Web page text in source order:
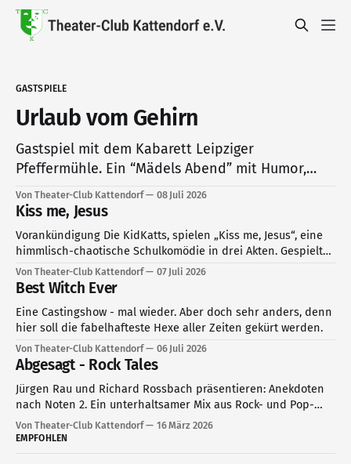
GASTSPIELE
Urlaub vom Gehirn
Gastspiel mit dem Kabarett Leipziger
Pfeffermühle. Ein “Mädels Abend” mit Humor,
einem Quäntchen Leichtigkeit und viel
Verständnis für den Nachbarn. Lassen Sie sich
von den vier Pfeffermüllerinnen an die Hand
nehmen und von allen Blindgängern des Alltags
befreien.
Von Theater-Club Kattendorf 08 Juli 2026
Kiss me, Jesus
Vorankündigung Die KidKatts, spielen „Kiss me, Jesus“, eine
himmlisch-chaotische Schulkomödie in drei Akten. Gespielt
wird: Sonnabend, 26. September, um 16 Uhr Sonntag, 27.
September, um 16 Uhr Sonnabend, 03. Oktober, um 16 Uhr
Sonntag, 04. Oktober, um 16 Uhr im TiK
Von Theater-Club Kattendorf 07 Juli 2026
Best Witch Ever
Eine Castingshow - mal wieder. Aber doch sehr anders, denn
hier soll die fabelhafteste Hexe aller Zeiten gekürt werden.
Von Theater-Club Kattendorf 06 Juli 2026
Abgesagt - Rock Tales
Jürgen Rau und Richard Rossbach präsentieren: Anekdoten
nach Noten 2. Ein unterhaltsamer Mix aus Rock- und Pop-
Storys, Live-Hits und Multimedia
Von Theater-Club Kattendorf 16 März 2026
EMPFOHLEN